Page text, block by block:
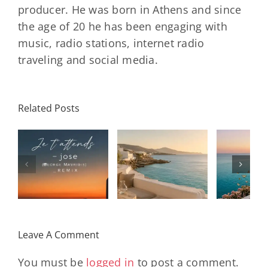
producer. He was born in Athens and since
the age of 20 he has been engaging with
music, radio stations, internet radio
traveling and social media.
Related Posts
– July House
& Disco
Mixtape |
Travel My
Daniele
Soriani
Papillons
(Main Mix)
DAY/
Leave A Comment
You must be logged in to post a comment.